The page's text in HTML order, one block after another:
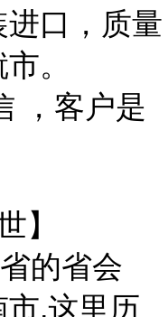
口，质量
。
，客户是
】
的省会
,这里历